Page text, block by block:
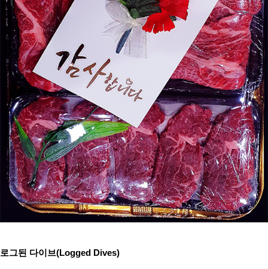
로그된 다이브(Logged Dives)